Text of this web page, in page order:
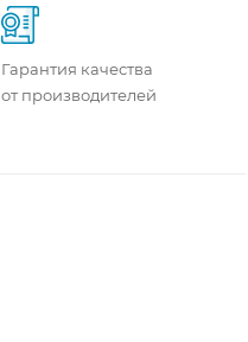
Гарантия качества
от производителей